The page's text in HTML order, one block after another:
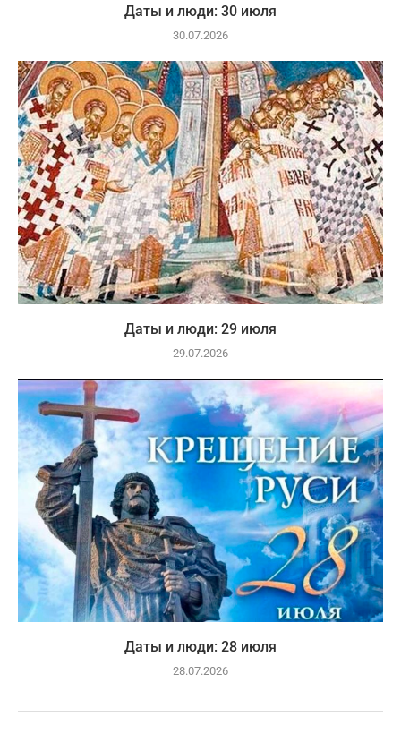
Даты и люди: 30 июля
30.07.2026
Даты и люди: 29 июля
29.07.2026
Даты и люди: 28 июля
28.07.2026